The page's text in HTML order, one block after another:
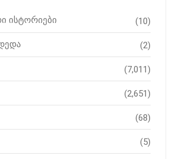
ისტორიები (10)
(2)
(7,011)
(2,651)
(68)
(5)